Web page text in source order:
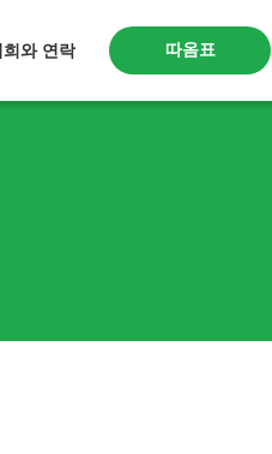
희와 연락 따옴표